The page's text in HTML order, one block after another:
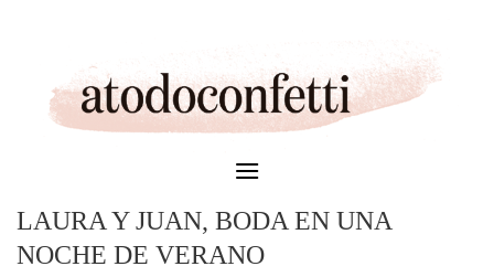
LAURA Y JUAN, BODA EN UNA
NOCHE DE VERANO